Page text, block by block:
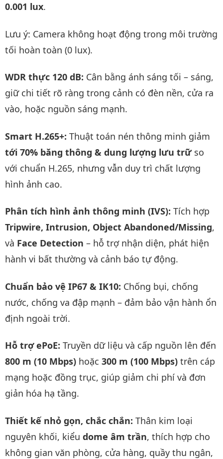
0.001 lux.
Lưu ý: Camera không hoạt động trong môi trường
tối hoàn toàn (0 lux).
WDR thực 120 dB: Cân bằng ánh sáng tối – sáng,
giữ chi tiết rõ ràng trong cảnh có đèn nền, cửa ra
vào, hoặc nguồn sáng mạnh.
Smart H.265+: Thuật toán nén thông minh giảm
tới 70% băng thông & dung lượng lưu trữso
với chuẩn H.265, nhưng vẫn duy trì chất lượng
hình ảnh cao.
Phân tích hình ảnh thông minh (IVS): Tích hợp
Tripwire, Intrusion, Object Abandoned/Missing,
và Face Detection – hỗ trợ nhận diện, phát hiện
hành vi bất thường và cảnh báo tự động.
Chuẩn bảo vệ IP67 & IK10: Chống bụi, chống
nước, chống va đập mạnh – đảm bảo vận hành ổn
định ngoài trời.
Hỗ trợ ePoE: Truyền dữ liệu và cấp nguồn lên đến
800 m (10 Mbps) hoặc 300 m (100 Mbps) trên cáp
mạng hoặc đồng trục, giúp giảm chi phí và đơn
giản hóa hạ tầng.
Thiết kế nhỏ gọn, chắc chắn: Thân kim loại
nguyên khối, kiểu dome âm trần, thích hợp cho
không gian văn phòng, cửa hàng, quầy thu ngân,